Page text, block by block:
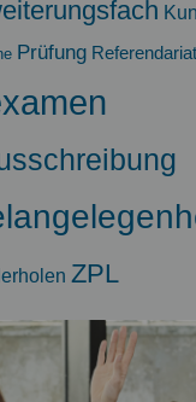
Prüfung Referendariat
ZPL